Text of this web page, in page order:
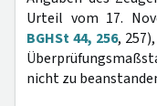
Urteil vom 17.
BGHSt 44, 256,
nicht zu